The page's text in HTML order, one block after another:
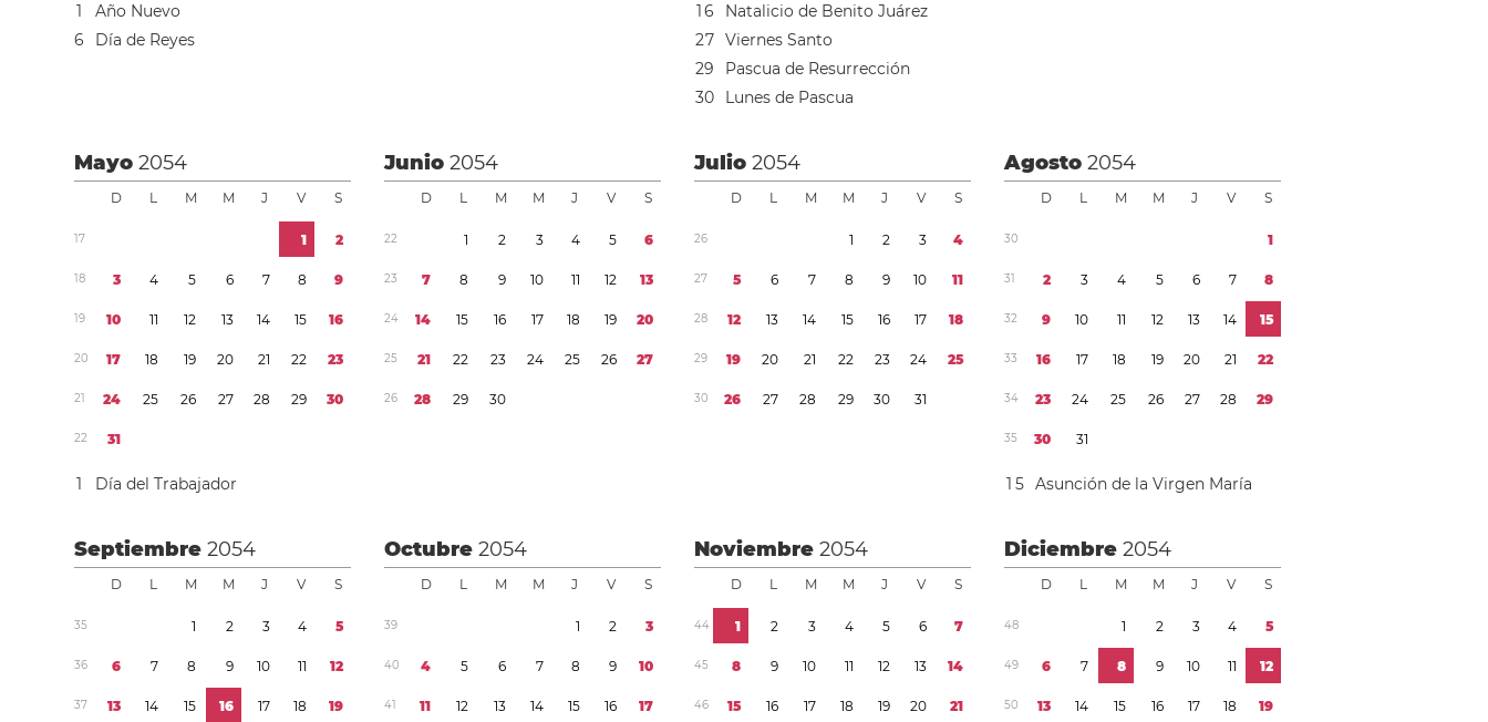
1
Año Nuevo
6
Día de Reyes
16
Natalicio de Benito Juárez
27 Viernes Santo
29
Pascua de Resurrección
30 Lunes de Pascua
Mayo2054
D L M M J V S
17 1 2
18 3 4 5 6 7 8 9
19 10 11 12 13 14 15 16
20 17 18 19 20 21 22 23
21 24 25 26 27 28 29 30
22 31
1 Día del Trabajador
Junio2054
D L M M J V S
22 1 2 3 4 5 6
23 7 8 9 10 11 12 13
24 14 15 16 17 18 19 20
25 21 22 23 24 25 26 27
26 28 29 30
Julio2054
D L M M J V S
26 1 2 3 4
27 5 6 7 8 9 10 11
28 12 13 14 15 16 17 18
29 19 20 21 22 23 24 25
30 26 27 28 29 30 31
Agosto2054
D L M M J V S
30 1
31 2 3 4 5 6 7 8
32 9 10 11 12 13 14 15
33 16 17 18 19 20 21 22
34 23 24 25 26 27 28 29
35 30 31
1 5 Asunción de la Virgen María
Septiembre2054
D L M M J V S
35 1 2 3 4 5
36 6 7 8 9 10 11 12
37 13 14 15 16 17 18 19
Octubre2054
D L M M J V S
39 1 2 3
40 4 5 6 7 8 9 10
41 11 12 13 14 15 16 17
Noviembre2054
D L M M J V S
44 1 2 3 4 5 6 7
45 8 9 10 11 12 13 14
46 15 16 17 18 19 20 21
Diciembre2054
D L M M J V S
48 1 2 3 4 5
49 6 7 8 9 10 11 12
50 13 14 15 16 17 18 19